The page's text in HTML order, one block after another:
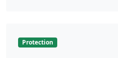
Protection